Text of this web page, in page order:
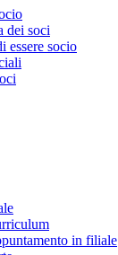
dei soci
essere socio
in filiale